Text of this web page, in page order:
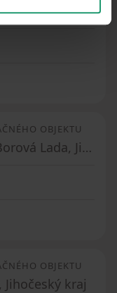
Jihočeský kraj
OBJEKTU
Borová Lada - Borová Lada, Jihočeský kraj
OBJEKTU
Jihočeský kraj